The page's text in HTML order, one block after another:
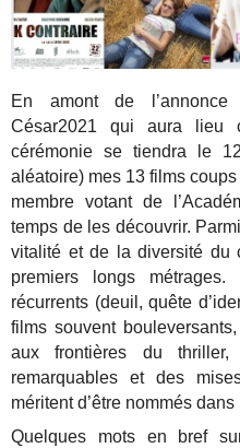
En amont de
César2021 qui aura
cérémonie se tiendra le
aléatoire) mes 13 films
membre votant de
temps de les découvrir.
vitalité et de la diversité du
premiers longs
récurrents (deuil, quête
films souvent
aux frontières du
remarquables et des
méritent d’être nommés
Quelques mots en bref